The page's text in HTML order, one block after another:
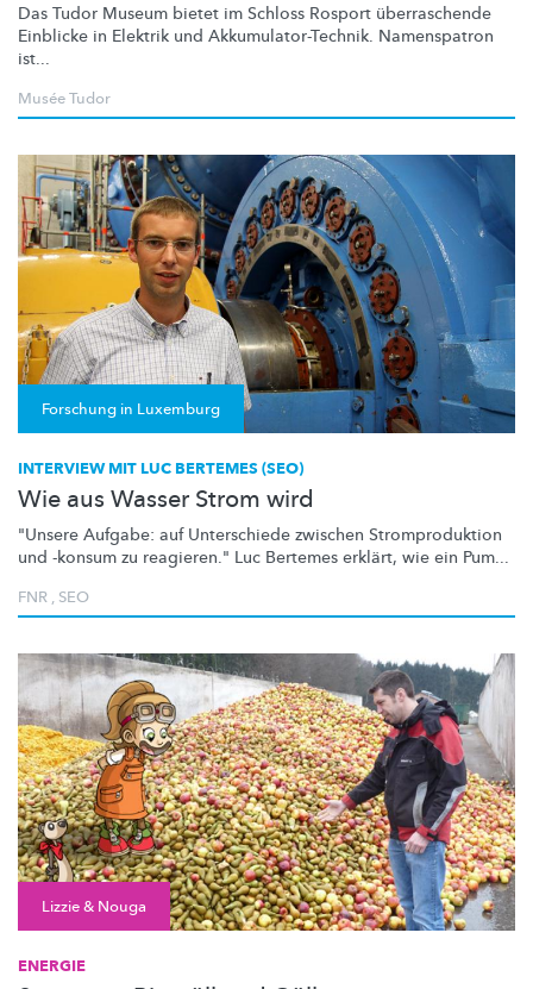
Das Tudor Museum bietet im Schloss Rosport überraschende
Einblicke in Elektrik und Akkumulator-Technik. Namenspatron
ist...
Musée Tudor
Forschung in Luxemburg
INTERVIEW MIT LUC BERTEMES (SEO)
Wie aus Wasser Strom wird
"Unsere Aufgabe: auf Unterschiede zwischen Stromproduktion
und -konsum zu reagieren." Luc Bertemes erklärt, wie ein Pum...
FNR , SEO
Lizzie & Nouga
ENERGIE